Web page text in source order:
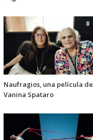
Naufragios, una película de
Vanina Spataro